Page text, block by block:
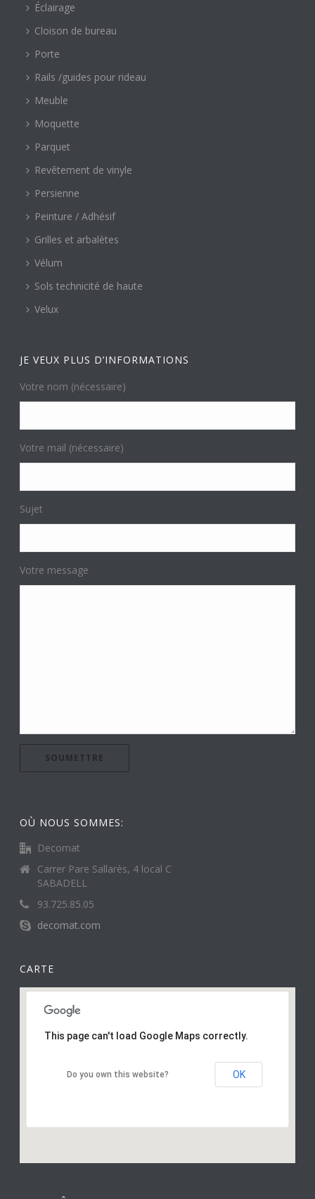
Éclairage
Cloison de bureau
Porte
Rails /guides pour rideau
Meuble
Moquette
Parquet
Revêtement de vinyle
Persienne
Peinture / Adhésif
Grilles et arbalètes
Vélum
Sols technicité de haute
Velux
JE VEUX PLUS D’INFORMATIONS
Votre nom (nécessaire)
Votre mail (nécessaire)
Sujet
Votre message
OÙ NOUS SOMMES:
Decomat
Carrer Pare Sallarès, 4 local C
SABADELL
93.725.85.05
decomat.com
CARTE
This page can't load Google Maps correctly.
Do you own this website? OK